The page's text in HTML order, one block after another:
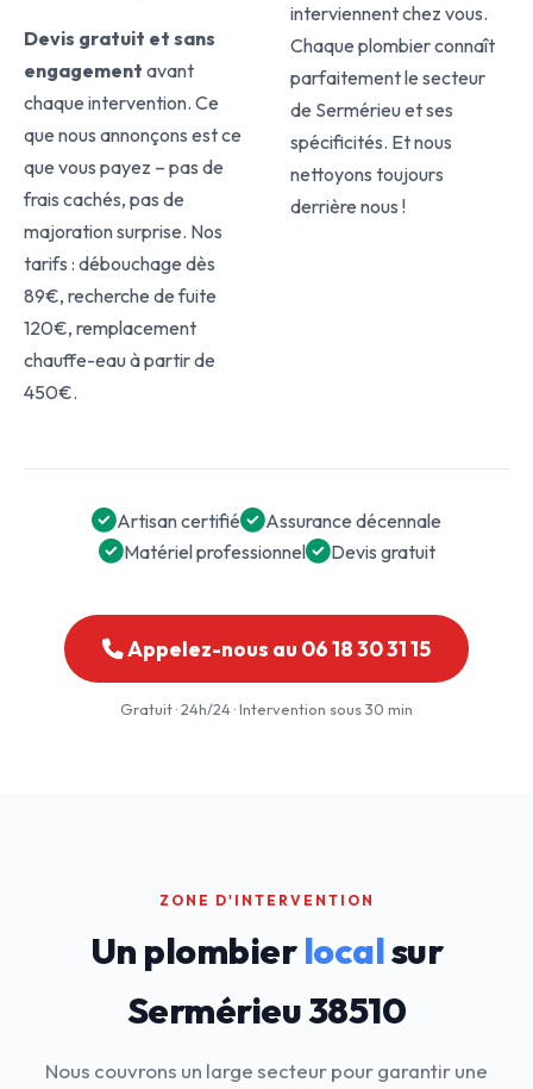
Devis gratuit et sans
engagement avant
chaque intervention. Ce
que nous annonçons est ce
que vous payez – pas de
frais cachés, pas de
majoration surprise. Nos
tarifs : débouchage dès
89€, recherche de fuite
120€, remplacement
chauffe-eau à partir de
450€.
interviennent chez vous.
Chaque plombier connaît
parfaitement le secteur
de Sermérieu et ses
spécificités. Et nous
nettoyons toujours
derrière nous !
Artisan certifié
Assurance décennale
Matériel professionnel
Devis gratuit
Appelez-nous au 06 18 30 31 15
Gratuit · 24h/24 · Intervention sous 30 min
ZONE D'INTERVENTION
Un plombierlocalsur
Sermérieu 38510
Nous couvrons un large secteur pour garantir une